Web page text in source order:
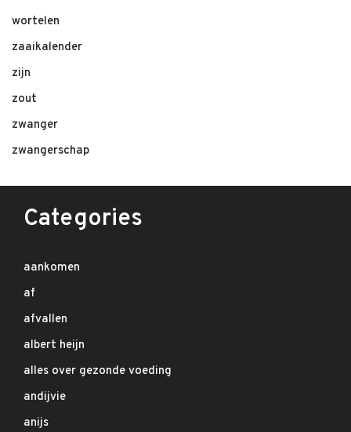
wortelen
zaaikalender
zijn
zout
zwanger
zwangerschap
Categories
aankomen
af
afvallen
albert heijn
alles over gezonde voeding
andijvie
anijs